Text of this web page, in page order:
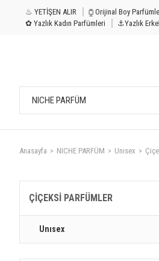
♨ YETİŞEN ALIR ⧮ Orijinal Boy
✿ Yazlık Kadın Parfümleri
⚓Yazlık
NICHE PARFÜM
Anasayfa NICHE PARFÜM Unısex
ÇIÇEKSI PARFÜMLER
Unısex